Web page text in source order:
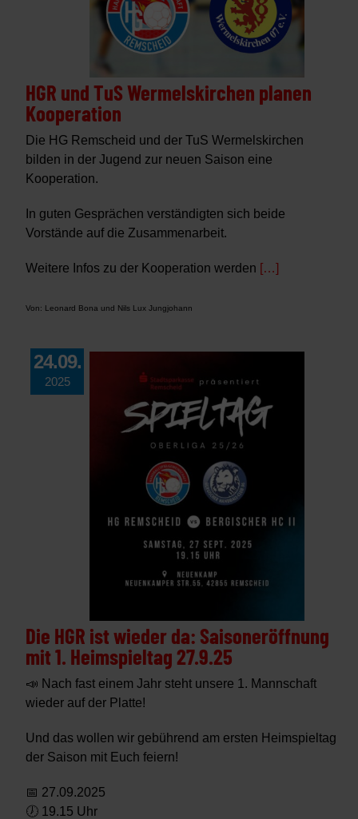
HGR und TuS Wermelskirchen planen
Kooperation
Die HG Remscheid und der TuS Wermelskirchen
bilden in der Jugend zur neuen Saison eine
Kooperation.
In guten Gesprächen verständigten sich beide
Vorstände auf die Zusammenarbeit.
Weitere Infos zu der Kooperation werden […]
Von: Leonard Bona und Nils Lux Jungjohann
24.09.
2025
Die HGR ist wieder da: Saisoneröffnung
mit 1. Heimspieltag 27.9.25
📣 Nach fast einem Jahr steht unsere 1. Mannschaft
wieder auf der Platte!
Und das wollen wir gebührend am ersten Heimspieltag
der Saison mit Euch feiern!
📅 27.09.2025
🕖 19.15 Uhr